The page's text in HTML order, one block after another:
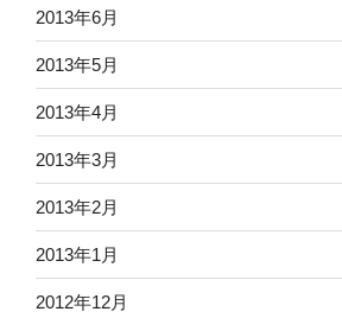
2013年6月
2013年5月
2013年4月
2013年3月
2013年2月
2013年1月
2012年12月